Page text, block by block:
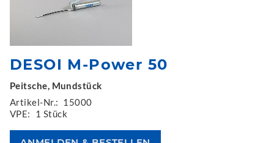
DESOI M-Power 50
Peitsche, Mundstück
Artikel-Nr.: 15000
VPE:
1 Stück